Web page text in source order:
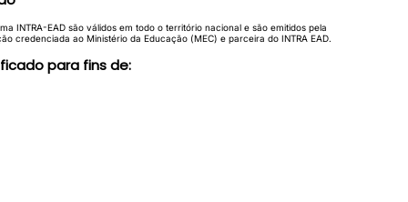
INTRA-EAD são válidos em todo o território nacional e são emitidos pela
credenciada ao Ministério da Educação (MEC) e parceira do INTRA EAD.
para fins de: